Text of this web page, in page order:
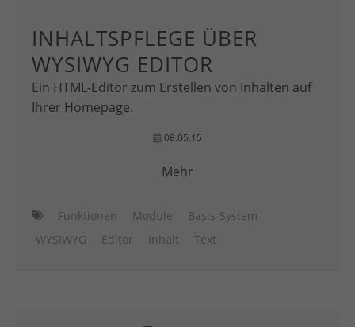
INHALTSPFLEGE ÜBER
WYSIWYG EDITOR
Ein HTML-Editor zum Erstellen von Inhalten auf
Ihrer Homepage.
08.05.15
Mehr
Funktionen Module
Basis-System
WYSIWYG
Editor Inhalt Text